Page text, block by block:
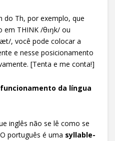
do Th, por exemplo, que
em THINK /θɪŋk/ ou
, você pode colocar a
e nesse posicionamento
[Tenta e me conta!]
da língua
inglês não se lê como se
português é uma syllable-